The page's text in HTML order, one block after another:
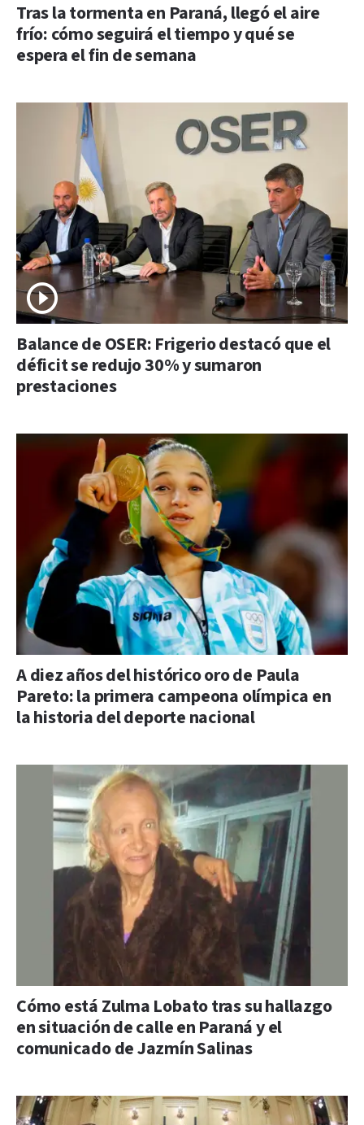
Tras la tormenta en Paraná, llegó el aire
frío: cómo seguirá el tiempo y qué se
espera el fin de semana
Balance de OSER: Frigerio destacó que el
déficit se redujo 30% y sumaron
prestaciones
A diez años del histórico oro de Paula
Pareto: la primera campeona olímpica en
la historia del deporte nacional
Cómo está Zulma Lobato tras su hallazgo
en situación de calle en Paraná y el
comunicado de Jazmín Salinas